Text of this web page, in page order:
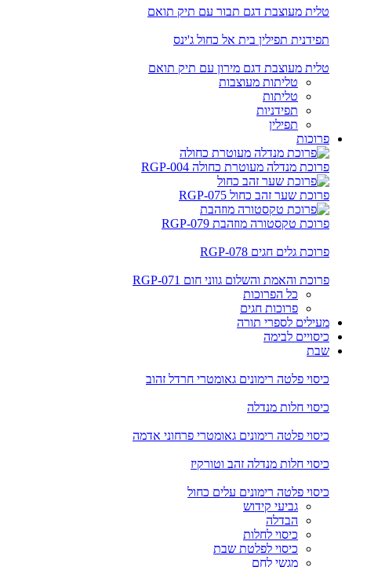
טלית מעוצבת דגם תבור עם תיק תואם
תפידנית תפילין בית אל כחול ג'ינס
טלית מעוצבת דגם מירון עם תיק תואם
טליתות מעוצבות
טליתות
תפידניות
תפילין
פרוכות
פרוכת מנדלה מעוטרת כחולה RGP-004
פרוכת שער זהב כחול RGP-075
פרוכת טקסטורה מוזהבת RGP-079
פרוכת גלים חגים RGP-078
פרוכת והאמת והשלום גווני חום RGP-071
כל הפרוכות
פרוכות חגים
מעילים לספרי תורה
כיסויים לבימה
שבת
כיסוי פלטה רימונים גאומטרי חרדל זהוב
כיסוי חלות מנדלה
כיסוי פלטה רימונים גאומטרי פרחוני אדמה
כיסוי חלות מנדלה זהב וטורקיז
כיסוי פלטה רימונים עלים כחול
גביעי קידוש
הבדלה
כיסוי לחלות
כיסוי לפלטת שבת
מגשי לחם